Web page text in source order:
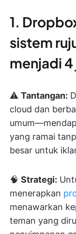
1.
sistem
menjadi
⚠️ Tantangan:
cloud dan
yang ramai
besar untuk
🧠 Strategi:
menerapkan
menawarkan
teman yang